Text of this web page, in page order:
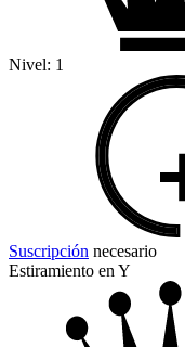
Nivel: 1
Suscripción necesario
Estiramiento en Y